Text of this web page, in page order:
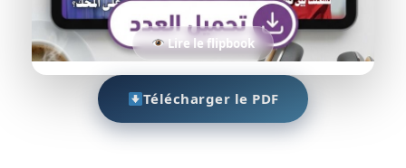
Lire le flipbook
Télécharger le PDF